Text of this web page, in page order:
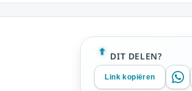
DIT DELEN?
Link kopiëren